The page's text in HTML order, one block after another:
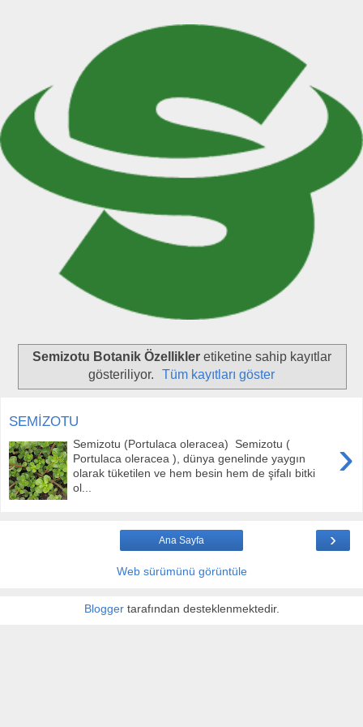
Semizotu Botanik Özellikleretiketine sahip kayıtlar
gösteriliyor.
Tüm kayıtları göster
SEMİZOTU
›
Semizotu (Portulaca oleracea) Semizotu (
Portulaca oleracea ), dünya genelinde yaygın
olarak tüketilen ve hem besin hem de şifalı bitki
ol...
›
Ana Sayfa
Web sürümünü görüntüle
Bloggertarafından desteklenmektedir.